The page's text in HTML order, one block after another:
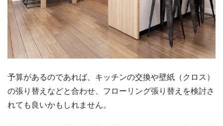
予算があるのであれば、キッチンの交換や壁紙（クロス）
の張り替えなどと合わせ、フローリング張り替えを検討さ
れても良いかもしれません。